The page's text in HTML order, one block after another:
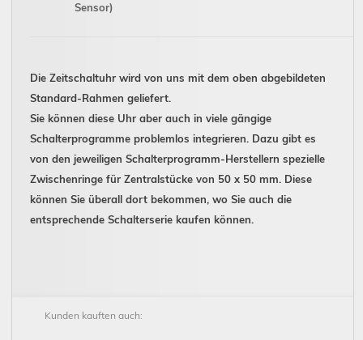
Sensor)
Die Zeitschaltuhr wird von uns mit dem oben abgebildeten
Standard-Rahmen geliefert.
Sie können diese Uhr aber auch in viele gängige
Schalterprogramme problemlos integrieren. Dazu gibt es
von den jeweiligen Schalterprogramm-Herstellern spezielle
Zwischenringe für Zentralstücke von 50 x 50 mm. Diese
können Sie überall dort bekommen, wo Sie auch die
entsprechende Schalterserie kaufen können.
Kunden kauften auch: